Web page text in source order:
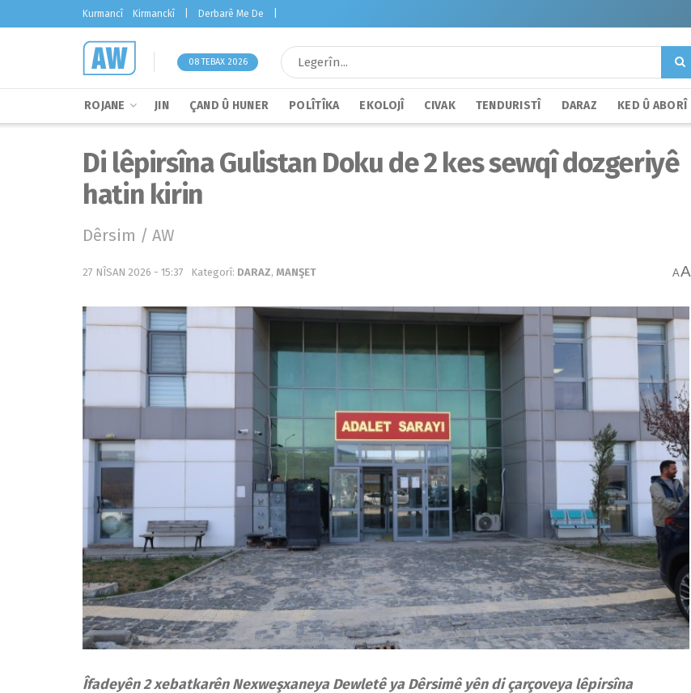
Kurmancî Kirmanckî Derbarê Me De
08 TEBAX 2026
ROJANE JIN ÇAND Û HUNER POLÎTÎKA EKOLOJÎ CIVAK TENDURISTÎ DARAZ KED Û ABORÎ
Di lêpirsîna Gulistan Doku de 2 kes sewqî dozgeriyê
hatin kirin
Dêrsim / AW
27 NÎSAN 2026 - 15:37 Kategorî: DARAZ, MANŞET AA
Îfadeyên 2 xebatkarên Nexweşxaneya Dewletê ya Dêrsimê yên di çarçoveya lêpirsîna